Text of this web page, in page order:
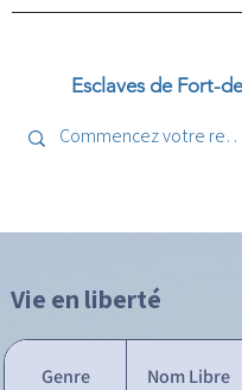
Esclaves de Fort-
Vie en liberté
Genre Nom Libre